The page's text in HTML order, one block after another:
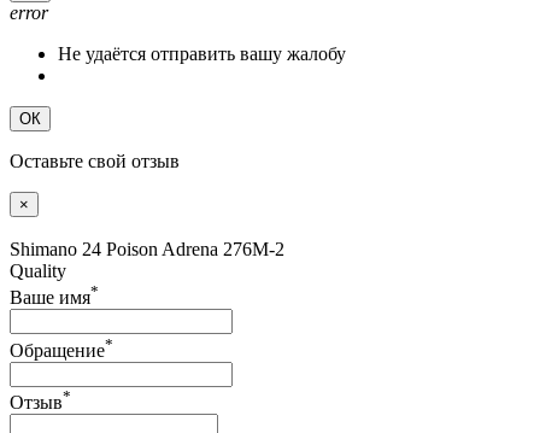
error
Не удаётся отправить вашу жалобу
ОК
Оставьте свой отзыв
×
Shimano 24 Poison Adrena 276M-2
Quality
Ваше имя*
Обращение*
Отзыв*